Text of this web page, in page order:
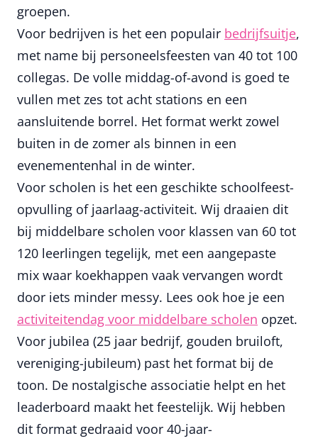
groepen.
Voor bedrijven is het een populair bedrijfsuitje,
met name bij personeelsfeesten van 40 tot 100
collegas. De volle middag-of-avond is goed te
vullen met zes tot acht stations en een
aansluitende borrel. Het format werkt zowel
buiten in de zomer als binnen in een
evenementenhal in de winter.
Voor scholen is het een geschikte schoolfeest-
opvulling of jaarlaag-activiteit. Wij draaien dit
bij middelbare scholen voor klassen van 60 tot
120 leerlingen tegelijk, met een aangepaste
mix waar koekhappen vaak vervangen wordt
door iets minder messy. Lees ook hoe je een
activiteitendag voor middelbare scholen opzet.
Voor jubilea (25 jaar bedrijf, gouden bruiloft,
vereniging-jubileum) past het format bij de
toon. De nostalgische associatie helpt en het
leaderboard maakt het feestelijk. Wij hebben
dit format gedraaid voor 40-jaar-